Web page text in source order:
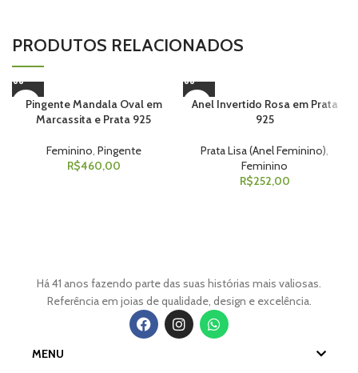
PRODUTOS RELACIONADOS
Pingente Mandala Oval em
Marcassita e Prata 925
Feminino, Pingente
R$460,00
Anel Invertido Rosa em Prata
925
Prata Lisa (Anel Feminino),
Feminino
R$252,00
Há 41 anos fazendo parte das suas histórias mais valiosas.
Referência em joias de qualidade, design e excelência.
MENU